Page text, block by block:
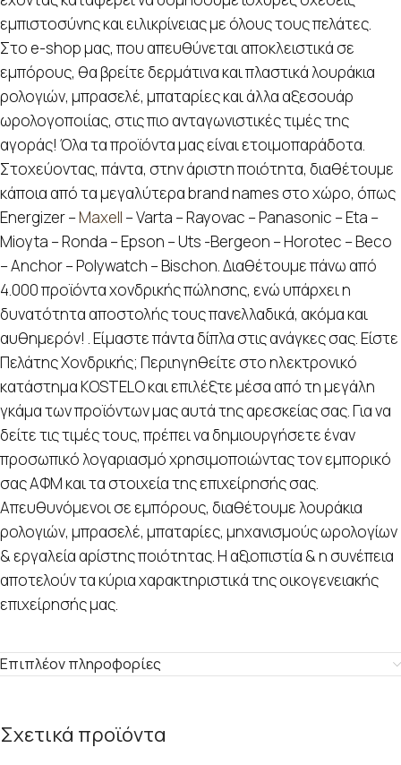
εμπιστοσύνης και ειλικρίνειας με όλους τους πελάτες.
Στο e-shop μας, που απευθύνεται αποκλειστικά σε
εμπόρους, θα βρείτε δερμάτινα και πλαστικά λουράκια
ρολογιών, μπρασελέ, μπαταρίες και άλλα αξεσουάρ
ωρολογοποιίας, στις πιο ανταγωνιστικές τιμές της
αγοράς! Όλα τα προϊόντα μας είναι ετοιμοπαράδοτα.
Στοχεύοντας, πάντα, στην άριστη ποιότητα, διαθέτουμε
κάποια από τα μεγαλύτερα brand names στο χώρο, όπως
Energizer –Maxell – Varta – Rayovac – Panasonic – Eta –
Mioyta – Ronda – Epson – Uts -Bergeon – Horotec – Beco
– Anchor – Polywatch – Bischon. Διαθέτουμε πάνω από
4.000 προϊόντα χονδρικής πώλησης, ενώ υπάρχει η
δυνατότητα αποστολής τους πανελλαδικά, ακόμα και
αυθημερόν! . Είμαστε πάντα δίπλα στις ανάγκες σας. Είστε
Πελάτης Χονδρικής; Περιηγηθείτε στο ηλεκτρονικό
κατάστημα KOSTELO και επιλέξτε μέσα από τη μεγάλη
γκάμα των προϊόντων μας αυτά της αρεσκείας σας. Για να
δείτε τις τιμές τους, πρέπει να δημιουργήσετε έναν
προσωπικό λογαριασμό χρησιμοποιώντας τον εμπορικό
σας ΑΦΜ και τα στοιχεία της επιχείρησής σας.
Απευθυνόμενοι σε εμπόρους, διαθέτουμε λουράκια
ρολογιών, μπρασελέ, μπαταρίες, μηχανισμούς ωρολογίων
& εργαλεία αρίστης ποιότητας. Η αξιοπιστία & η συνέπεια
αποτελούν τα κύρια χαρακτηριστικά της οικογενειακής
επιχείρησής μας.
Επιπλέον πληροφορίες
Σχετικά προϊόντα